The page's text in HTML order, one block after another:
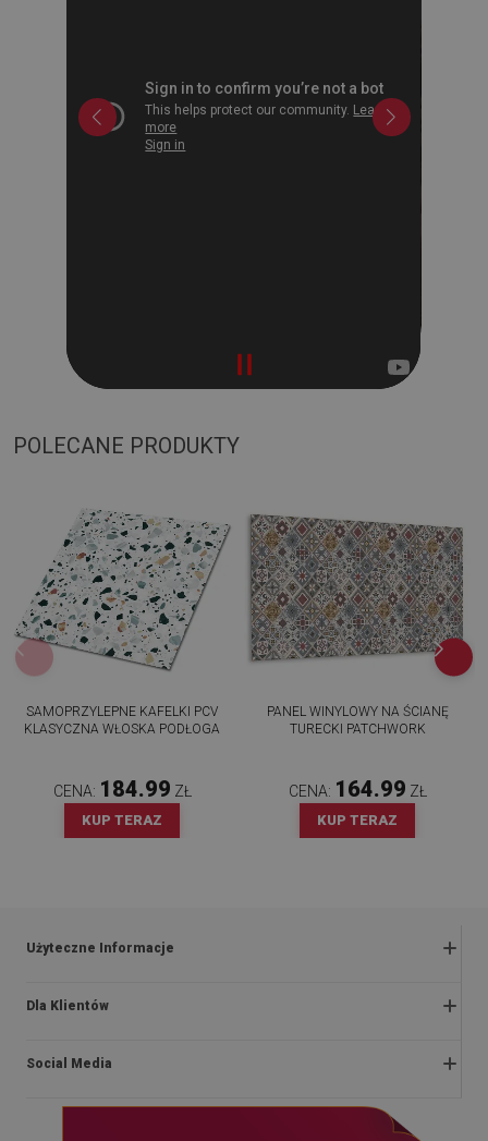
POLECANE PRODUKTY
SAMOPRZYLEPNE KAFELKI PCV
KLASYCZNA WŁOSKA PODŁOGA
CENA: 184.99 ZŁ
KUP TERAZ
PANEL WINYLOWY NA ŚCIANĘ
TURECKI PATCHWORK
CENA: 164.99 ZŁ
KUP TERAZ
Użyteczne Informacje
Zwroty i reklamacje
Polityka prywatności i cookies
Dla Klientów
O nas
Social Media